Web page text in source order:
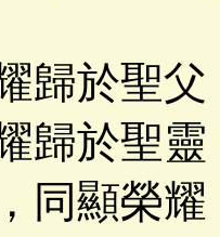
歸於聖
歸於聖
同顯榮